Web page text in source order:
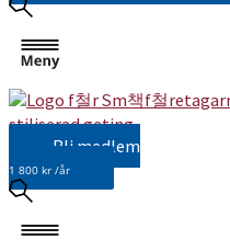
Bli medlem
1 800 kr /år